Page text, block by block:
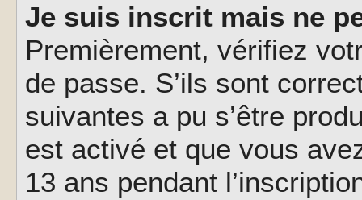
Je suis inscrit mais ne
Premièrement, vérifiez
de passe. S’ils sont
suivantes a pu s’être
est activé et que vous
13 ans pendant